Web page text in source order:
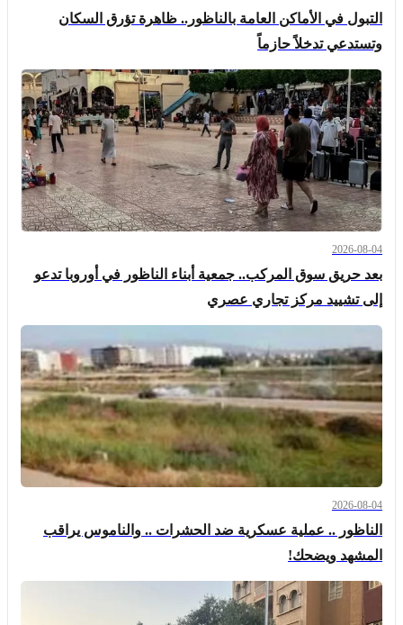
التبول في الأماكن العامة بالناظور.. ظاهرة تؤرق السكان
وتستدعي تدخلاً حازماً
2026-08-04
بعد حريق سوق المركب.. جمعية أبناء الناظور في أوروبا تدعو
إلى تشييد مركز تجاري عصري
2026-08-04
الناظور .. عملية عسكرية ضد الحشرات .. والناموس يراقب
المشهد ويضحك!